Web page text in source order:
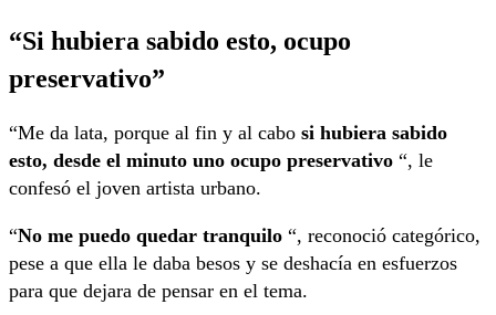
“Si hubiera sabido esto, ocupo
preservativo”
“Me da lata, porque al fin y al cabo si hubiera sabido
esto, desde el minuto uno ocupo preservativo “, le
confesó el joven artista urbano.
“No me puedo quedar tranquilo “, reconoció categórico,
pese a que ella le daba besos y se deshacía en esfuerzos
para que dejara de pensar en el tema.